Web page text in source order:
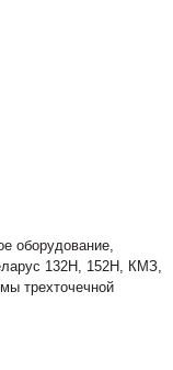
оборудование,
132Н, 152Н, КМЗ,
трехточечной